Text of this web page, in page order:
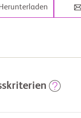
Herunterladen